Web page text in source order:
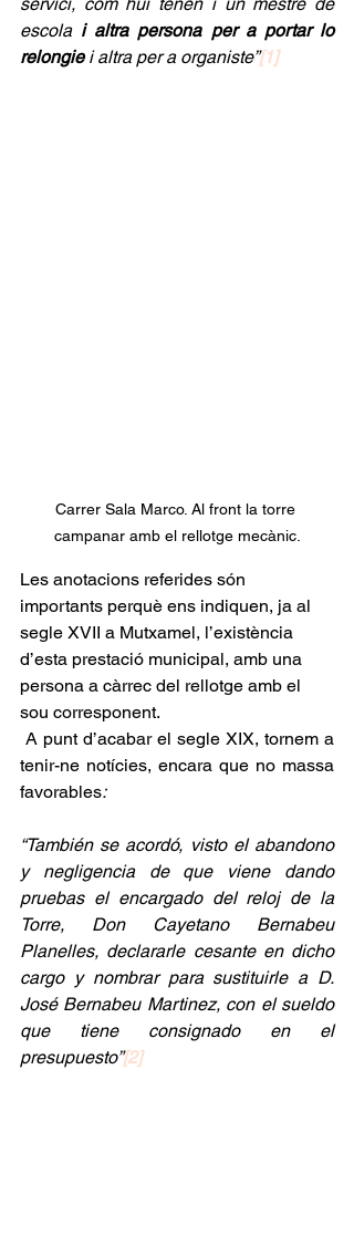
servici, com hui tenen i un mestre de
escola i altra persona per a portar lo
relongie i altra per a organiste”[1]
Carrer Sala Marco. Al front la torre
campanar amb el rellotge mecànic.
Les anotacions referides són
importants perquè ens indiquen, ja al
segle XVII a Mutxamel, l’existència
d’esta prestació municipal, amb una
persona a càrrec del rellotge amb el
sou corresponent.
tenir-ne notícies, encara que no massa
favorables:
“También se acordó, visto el abandono
y negligencia de que viene dando
pruebas el encargado del reloj de la
Torre, Don Cayetano Bernabeu
Planelles, declararle cesante en dicho
cargo y nombrar para sustituirle a D.
José Bernabeu Martinez, con el sueldo
que tiene consignado en el
presupuesto”[2]